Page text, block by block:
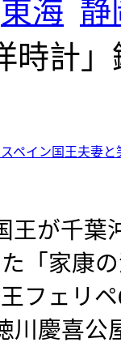
東海 静
時計
ペイン国王夫妻と
王が千葉
「家康
フェリ
川慶喜公